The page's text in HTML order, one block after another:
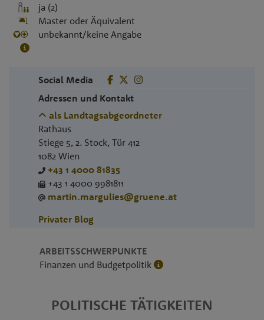
ja (2)
Master oder Äquivalent
unbekannt/keine Angabe
Social Media
Adressen und Kontakt
als Landtagsabgeordneter
Rathaus
Stiege 5, 2. Stock, Tür 412
1082 Wien
+43 1 4000 81835
+43 1 4000 9981811
martin.margulies@gruene.at
Privater Blog
ARBEITSSCHWERPUNKTE
Finanzen und Budgetpolitik
POLITISCHE TÄTIGKEITEN